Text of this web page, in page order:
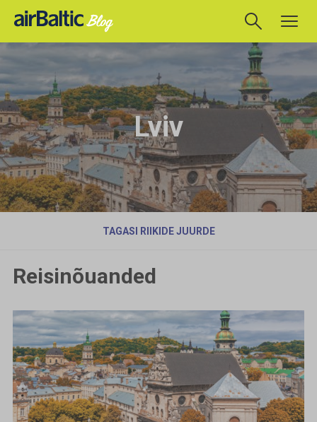
Lviv
TAGASI RIIKIDE JUURDE
Reisinõuanded